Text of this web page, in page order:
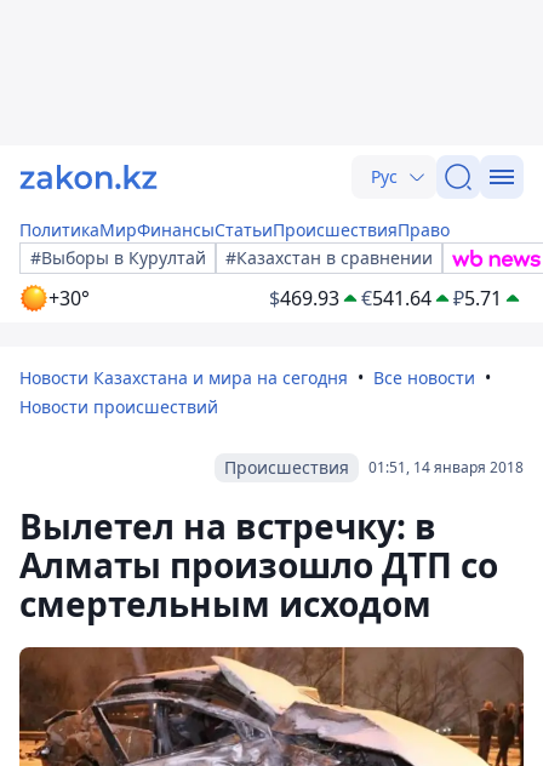
Рус
ПолитикаМирФинансыСтатьиПроисшествияПраво
#Выборы в Курултай
#Казахстан в сравнении
+30° $469.93 €541.64 ₽5.71
Новости Казахстана и мира на сегодня
Все новости
Новости происшествий
01:51, 14 января 2018
Происшествия
Вылетел на встречку: в
Алматы произошло ДТП со
смертельным исходом